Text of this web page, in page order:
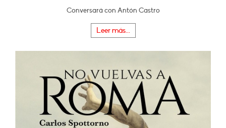
Conversará con Antón Castro
Leer más...